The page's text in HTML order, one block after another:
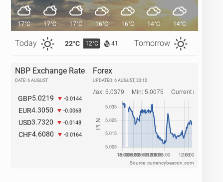
17°C
Today 22°C 12°C 41 Tomorrow
17°C 17°C 16°C 16°C 14°C 14°C
NBP Exchange Rate
DATE: 6 AUGUST
GBP5.0219 -0.0144
EUR4.3050 -0.0068
USD3.7320 -0.0148
CHF4.6080 -0.0164
Forex
UPDATED: 6 AUGUST, 23:10
Source: currencybeacon.com